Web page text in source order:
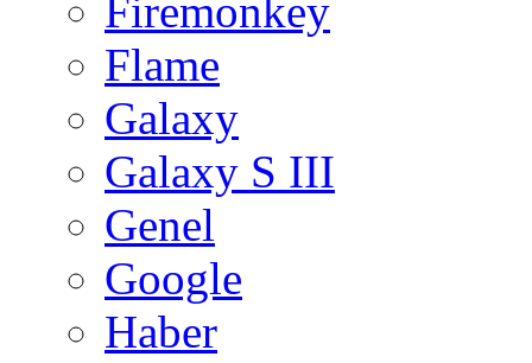
Firemonkey
Flame
Galaxy
Galaxy S III
Genel
Google
Haber